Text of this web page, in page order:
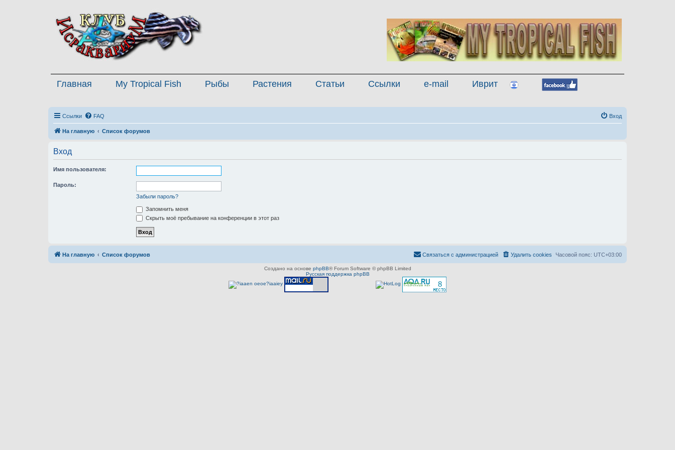
Главная My Tropical Fish Рыбы Растения Статьи Ссылки e-mail Иврит
Ссылки FAQ Вход
На главную Список форумов
Вход
Имя пользователя:
Пароль:
Забыли пароль?
Запомнить меня
Скрыть моё пребывание на конференции в этот раз
На главную Список форумов Часовой пояс: UTC+03:00
Удалить cookies
Связаться с администрацией
Создано на основе phpBB® Forum Software © phpBB Limited
Русская поддержка phpBB